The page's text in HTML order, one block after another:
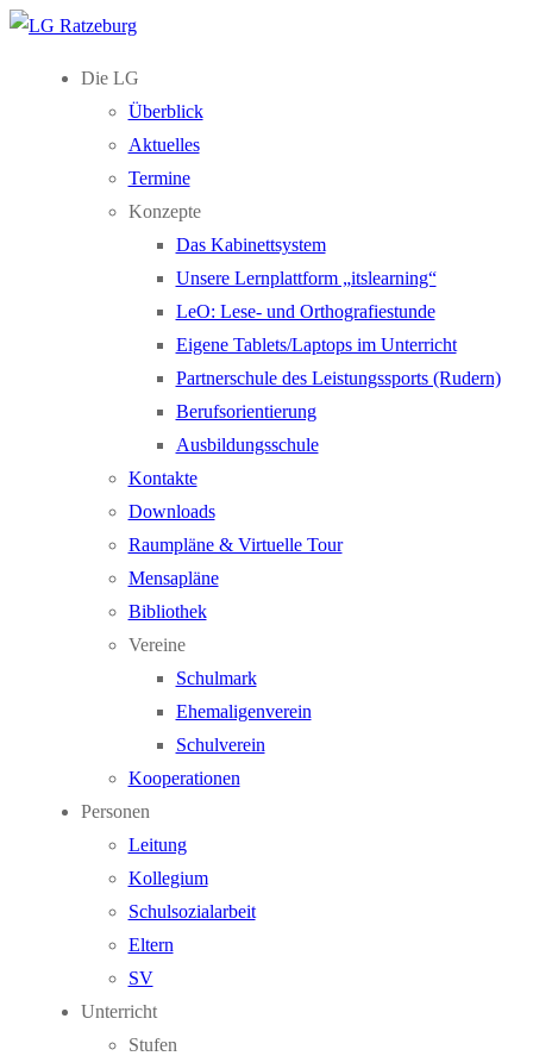
Zum
Menü
Schließen
Die LG
Überblick
Aktuelles
Termine
Konzepte
Das Kabinettsystem
Unsere Lernplattform „itslearning“
LeO: Lese- und Orthografiestunde
Eigene Tablets/Laptops im Unterricht
Partnerschule des Leistungssports (Rudern)
Berufsorientierung
Ausbildungsschule
Kontakte
Downloads
Raumpläne & Virtuelle Tour
Mensapläne
Bibliothek
Vereine
Schulmark
Ehemaligenverein
Schulverein
Kooperationen
Personen
Leitung
Kollegium
Schulsozialarbeit
Eltern
SV
Unterricht
Stufen